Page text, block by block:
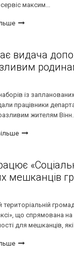
максим...
видача
із
працівники
жителям Вінн...
мешканців
територіальній
що спрямована
для мешканців, які